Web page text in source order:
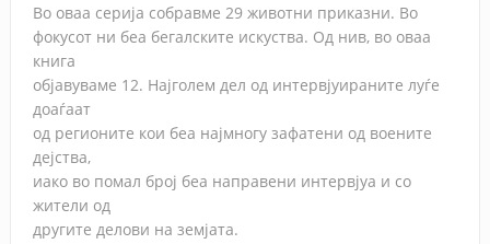
Во оваа серија собравме 29 животни приказни. Во
фокусот ни беа бегалските искуства. Од нив, во оваа
книга
објавуваме 12. Најголем дел од интервјуираните луѓе
доаѓаат
од регионите кои беа најмногу зафатени од воените
дејства,
иако во помал број беа направени интервјуа и со
жители од
другите делови на земјата.